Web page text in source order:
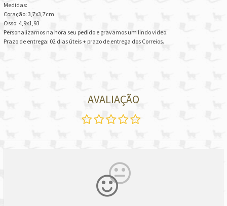
Medidas:
Coração: 3,7x3,7cm
Osso: 4,9x1,93
Personalizamos na hora seu pedido e gravamos um lindo video.
Prazo de entrega: 02 dias úteis + prazo de entrega dos Correios.
AVALIAÇÃO